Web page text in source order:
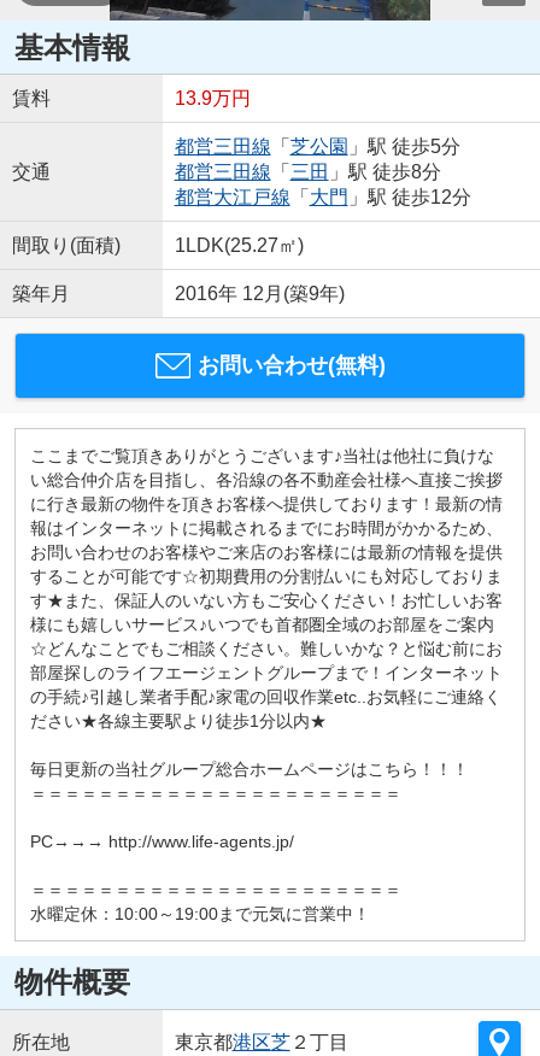
基本情報
賃料 13.9万円
交通
都営三田線 「 芝公園 」駅 徒歩5分
都営三田線 「 三田 」駅 徒歩8分
都営大江戸線 「 大門 」駅 徒歩12分
間取り(面積) 1LDK(25.27㎡)
築年月 2016年 12月(築9年)
お問い合わせ(無料)
ここまでご覧頂きありがとうございます♪当社は他社に負けな
い総合仲介店を目指し、各沿線の各不動産会社様へ直接ご挨拶
に行き最新の物件を頂きお客様へ提供しております！最新の情
報はインターネットに掲載されるまでにお時間がかかるため、
お問い合わせのお客様やご来店のお客様には最新の情報を提供
することが可能です☆初期費用の分割払いにも対応しておりま
す★また、保証人のいない方もご安心ください！お忙しいお客
様にも嬉しいサービス♪いつでも首都圏全域のお部屋をご案内
☆どんなことでもご相談ください。難しいかな？と悩む前にお
部屋探しのライフエージェントグループまで！インターネット
の手続♪引越し業者手配♪家電の回収作業etc..お気軽にご連絡く
ださい★各線主要駅より徒歩1分以内★
毎日更新の当社グループ総合ホームページはこちら！！！
＝＝＝＝＝＝＝＝＝＝＝＝＝＝＝＝＝＝＝＝＝＝
PC→→→ http://www.life-agents.jp/
＝＝＝＝＝＝＝＝＝＝＝＝＝＝＝＝＝＝＝＝＝＝
水曜定休：10:00～19:00まで元気に営業中！
物件概要
所在地 東京都港区芝２丁目